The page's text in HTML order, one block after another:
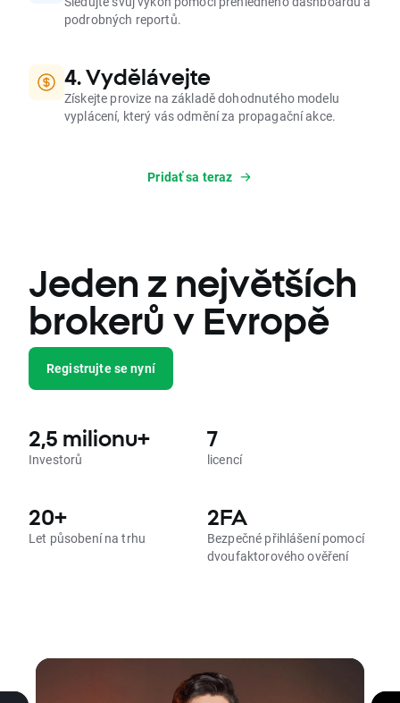
podrobných reportů.
4. Vydělávejte
Získejte provize na základě dohodnutého modelu
vyplácení, který vás odmění za propagační akce.
Pridať sa teraz
Jeden z největších
brokerů v Evropě
Registrujte se nyní
2,5 milionu+
Investorů
7
licencí
20+
Let působení na trhu
2FA
Bezpečné přihlášení pomocí
dvoufaktorového ověření